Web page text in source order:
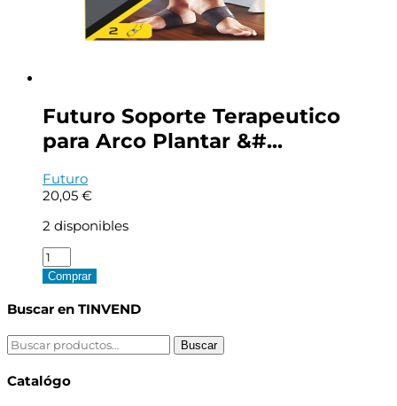
Futuro Soporte Terapeutico
para Arco Plantar &#...
Futuro
20,05 €
2 disponibles
Futuro
Soporte
Terapeutico
para
Plantar
-
Ajustable
-
Comprar
Buscar en TINVEND
Buscar
por:
Buscar
Catalógo